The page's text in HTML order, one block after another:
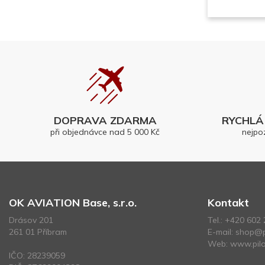
DOPRAVA ZDARMA
při objednávce nad 5 000 Kč
OK AVIATION Base, s.r.o.
Drásov 201
261 01 Příbram
IČO: 28239059
Kontakt
Tel.: +420 602
E-mail:
Web: